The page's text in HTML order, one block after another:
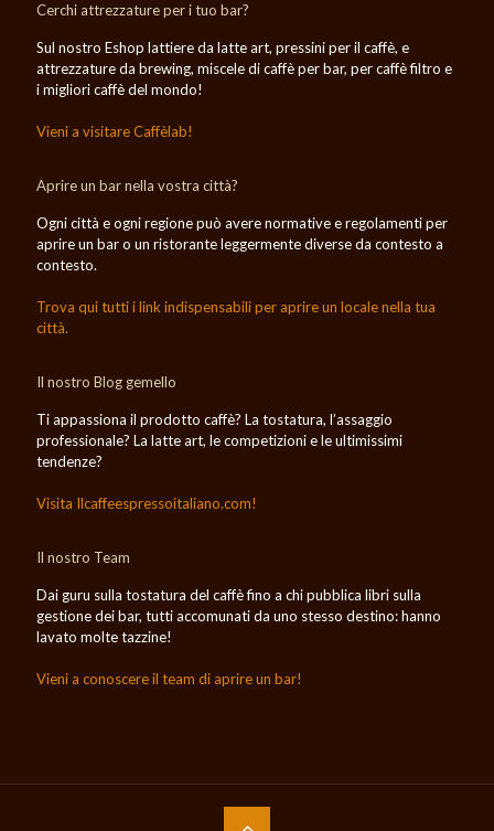
Cerchi attrezzature per i tuo bar?
Sul nostro Eshop lattiere da latte art, pressini per il caffè, e
attrezzature da brewing, miscele di caffè per bar, per caffè filtro e
i migliori caffè del mondo!
Vieni a visitare Caffèlab!
Aprire un bar nella vostra città?
Ogni città e ogni regione può avere normative e regolamenti per
aprire un bar o un ristorante leggermente diverse da contesto a
contesto.
Trova qui tutti i link indispensabili per aprire un locale nella tua
città.
Il nostro Blog gemello
Ti appassiona il prodotto caffè? La tostatura, l’assaggio
professionale? La latte art, le competizioni e le ultimissimi
tendenze?
Visita Ilcaffeespressoitaliano.com!
Il nostro Team
Dai guru sulla tostatura del caffè fino a chi pubblica libri sulla
gestione dei bar, tutti accomunati da uno stesso destino: hanno
lavato molte tazzine!
Vieni a conoscere il team di aprire un bar!